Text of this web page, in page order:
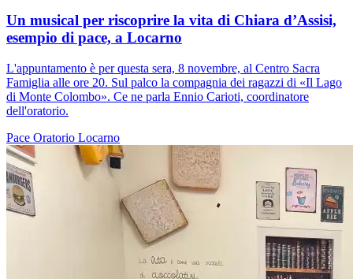
Un musical per riscoprire la vita di Chiara d’Assisi,
esempio di pace, a Locarno
L'appuntamento è per questa sera, 8 novembre, al Centro Sacra
Famiglia alle ore 20. Sul palco la compagnia dei ragazzi di «Il Lago
di Monte Colombo». Ce ne parla Ennio Carioti, coordinatore
dell'oratorio.
Pace Oratorio Locarno